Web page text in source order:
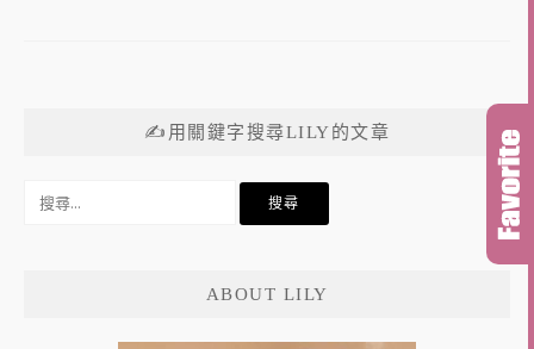
✍用關鍵字搜尋LILY的文章
ABOUT LILY